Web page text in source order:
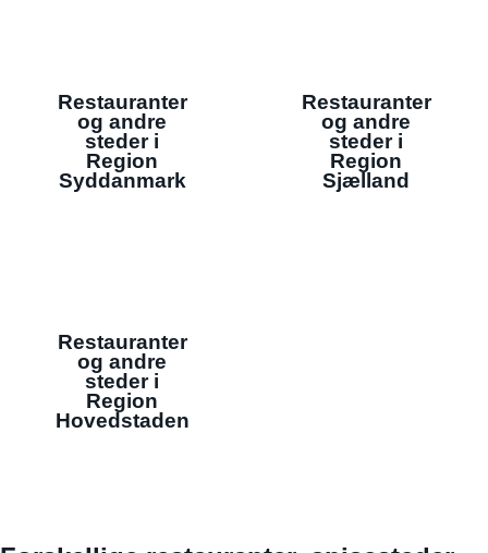
Restauranter
og andre
steder i
Region
Syddanmark
Restauranter
og andre
steder i
Region
Sjælland
Restauranter
og andre
steder i
Region
Hovedstaden